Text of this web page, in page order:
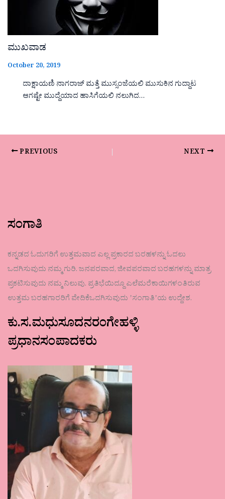
ಮುಖವಾಡ
October 20, 2019
ದಾಕ್ಷಾಯಣಿ ನಾಗರಾಜ್ ಮತ್ತೆ ಮುಸ್ಸಂಜೆಯಲಿ ಮುಸುಕಿನ ಗುದ್ದಾಟ
ಆಗಷ್ಟೇ ಮುದ್ದೆಯಾದ ಹಾಸಿಗೆಯಲಿ ನಲುಗಿದ…
PREVIOUS NEXT
ಸಂಗಾತಿ
ಕನ್ನಡದ ಓದುಗರಿಗೆ ಉತ್ತಮವಾದ ಎಲ್ಲ ಪ್ರಕಾರದ ಬರಹಳನ್ನು ಓದಲು
ಒದಗಿಸುವುದು ನಮ್ಮ ಗುರಿ. ಜನಪರವಾದ, ಜೀವಪರವಾದ ಬರಹಗಳನ್ನು ಮಾತ್ರ
ಪ್ರಕಟಿಸುವುದು ನಮ್ಮ ನಿಲುವು. ಪ್ರತಿಭೆಯಿದ್ದೂ ಎಲೆಮರೆಕಾಯಿಗಳಂತಿರುವ
ಉತ್ತಮ ಬರಹಗಾರರಿಗೆ ವೇದಿಕೆಒದಗಿಸುವುದು ʼಸಂಗಾತಿʼಯ ಉದ್ದೇಶ.
ಕು.ಸ.ಮಧುಸೂದನರಂಗೇಹಳ್ಳಿ
ಪ್ರಧಾನಸಂಪಾದಕರು